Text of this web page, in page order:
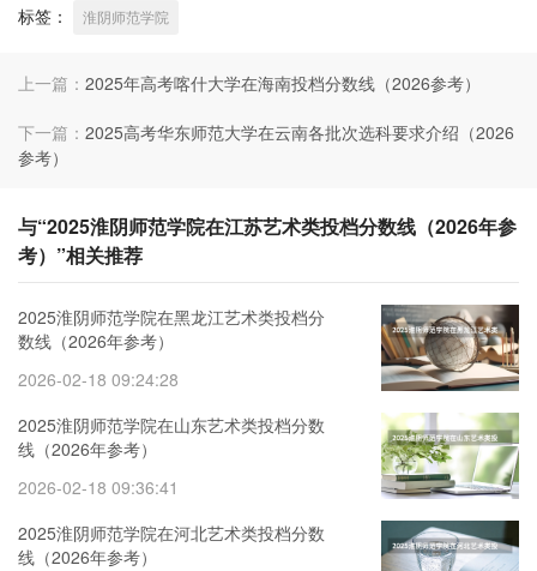
标签： 淮阴师范学院
上一篇： 2025年高考喀什大学在海南投档分数线（2026参考）
下一篇： 2025高考华东师范大学在云南各批次选科要求介绍（2026
参考）
与“2025淮阴师范学院在江苏艺术类投档分数线（2026年参
考）”相关推荐
2025淮阴师范学院在黑龙江艺术类投档分
数线（2026年参考）
2026-02-18 09:24:28
2025淮阴师范学院在山东艺术类投档分数
线（2026年参考）
2026-02-18 09:36:41
2025淮阴师范学院在河北艺术类投档分数
线（2026年参考）